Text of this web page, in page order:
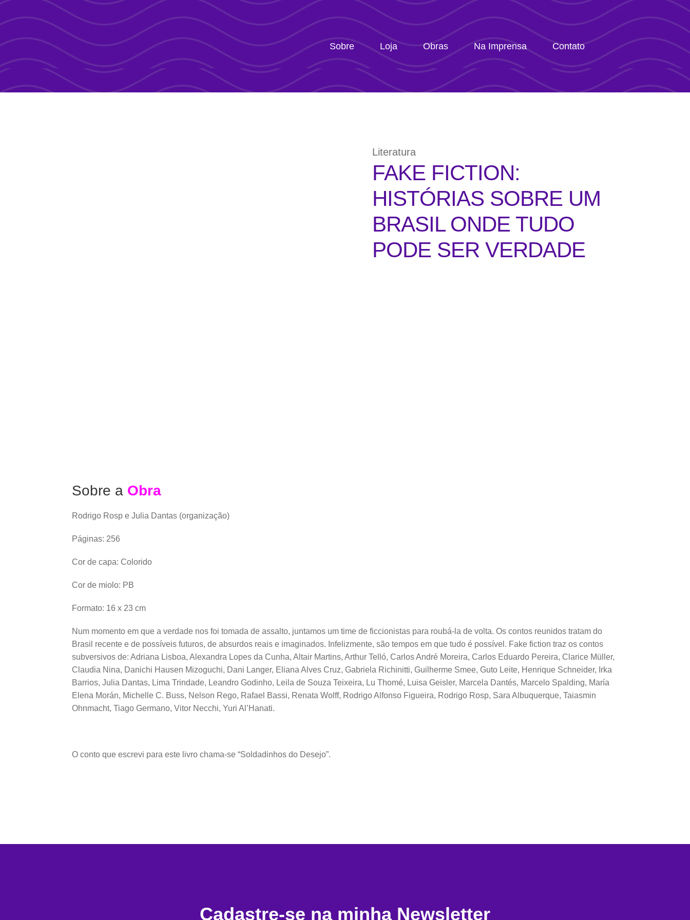
Sobre Loja Obras Na Imprensa Contato
Literatura
FAKE FICTION:
HISTÓRIAS SOBRE UM
BRASIL ONDE TUDO
PODE SER VERDADE
Sobre a Obra
Rodrigo Rosp e Julia Dantas (organização)
Páginas: 256
Cor de capa: Colorido
Cor de miolo: PB
Formato: 16 x 23 cm
Num momento em que a verdade nos foi tomada de assalto, juntamos um time de ficcionistas para roubá-la de volta. Os contos reunidos tratam do
Brasil recente e de possíveis futuros, de absurdos reais e imaginados. Infelizmente, são tempos em que tudo é possível. Fake fiction traz os contos
subversivos de: Adriana Lisboa, Alexandra Lopes da Cunha, Altair Martins, Arthur Telló, Carlos André Moreira, Carlos Eduardo Pereira, Clarice Müller,
Claudia Nina, Danichi Hausen Mizoguchi, Dani Langer, Eliana Alves Cruz, Gabriela Richinitti, Guilherme Smee, Guto Leite, Henrique Schneider, Irka
Barrios, Julia Dantas, Lima Trindade, Leandro Godinho, Leila de Souza Teixeira, Lu Thomé, Luisa Geisler, Marcela Dantés, Marcelo Spalding, María
Elena Morán, Michelle C. Buss, Nelson Rego, Rafael Bassi, Renata Wolff, Rodrigo Alfonso Figueira, Rodrigo Rosp, Sara Albuquerque, Taiasmin
Ohnmacht, Tiago Germano, Vitor Necchi, Yuri Al’Hanati.
O conto que escrevi para este livro chama-se “Soldadinhos do Desejo”.
Cadastre-se na minha Newsletter